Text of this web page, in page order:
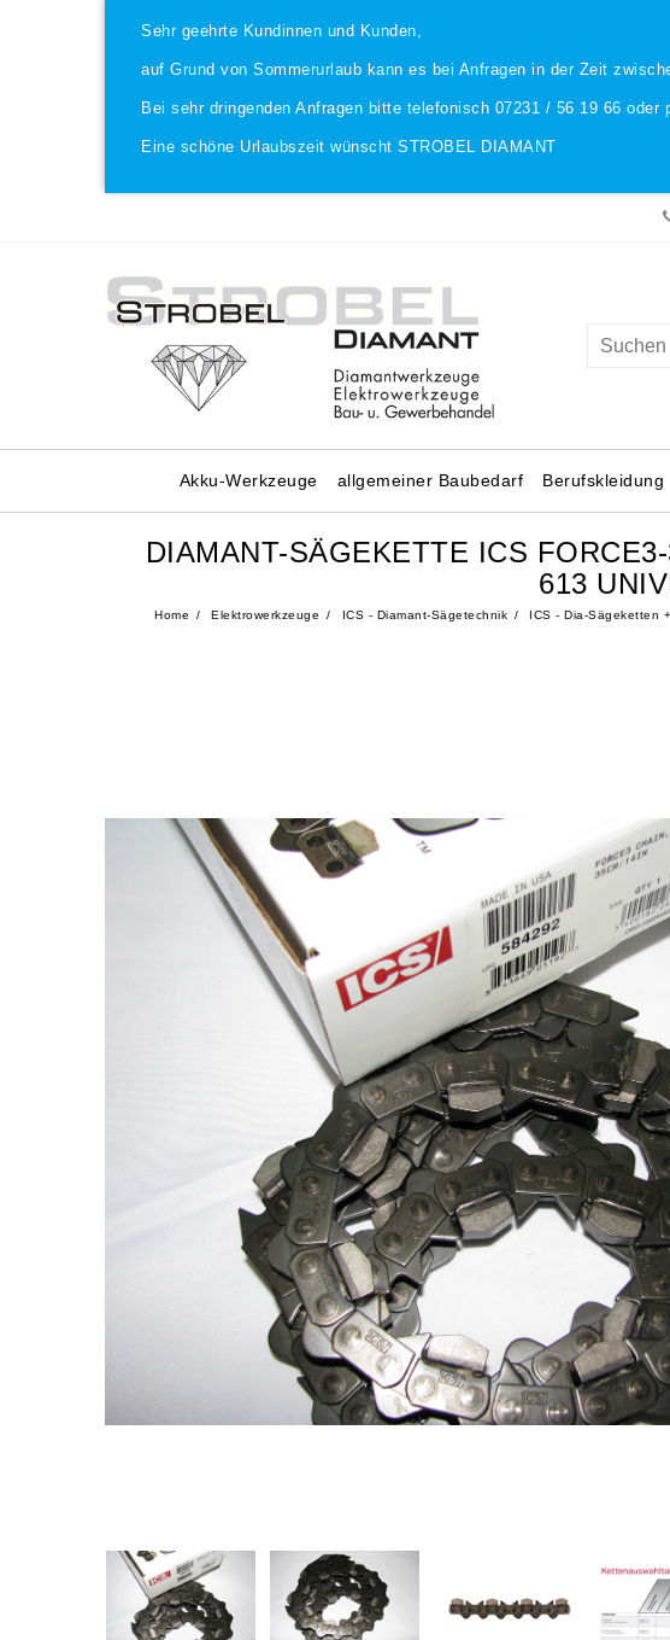
Sehr geehrte Kundinnen und Kunden,
auf Grund von Sommerurlaub kann es bei Anfragen in der Zeit
Bei sehr dringenden Anfragen bitte telefonisch 07231 / 56 19 66 oder
Eine schöne Urlaubszeit wünscht STROBEL DIAMANT
Akku-Werkzeuge allgemeiner Baubedarf Berufskleidung
DIAMANT-SÄGEKETTE ICS
613
Home Elektrowerkzeuge ICS - Diamant-Sägetechnik ICS - Dia-Sägeketten